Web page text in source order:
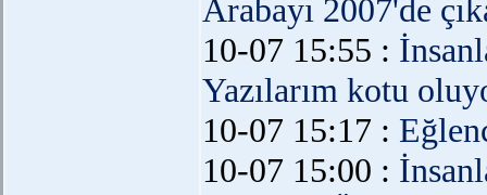
Arabayı 2007'de
10-07 15:55 :
Yazılarım kotu
10-07 15:17 :
10-07 15:00 :